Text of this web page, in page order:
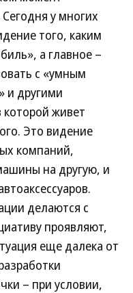
у многих
того, каким
а главное –
с «умным
и другими
живет
Это видение
компаний,
на другую, и
делаются с
проявляют,
еще далека от
– при условии,